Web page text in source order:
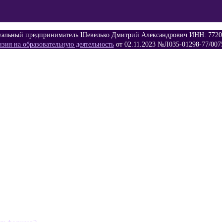
предприниматель Шевелько Дмитрий Александрович ИНН:
на образовательную деятельностьот 02.11.2023 №Л035-01298-77/